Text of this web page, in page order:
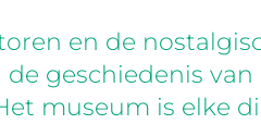
en de
geschiedenis
museum is elke